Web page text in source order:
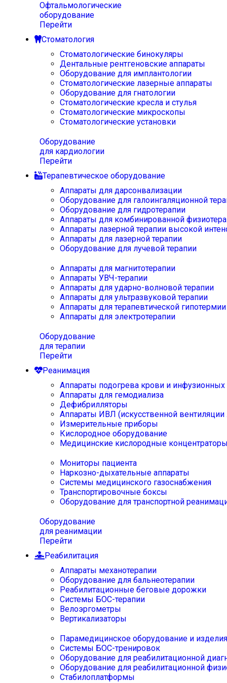
Офтальмологические
оборудование
Перейти
Стоматология
Стоматологические бинокуляры
Дентальные рентгеновские аппараты
Оборудование для имплантологии
Стоматологические лазерные аппараты
Оборудование для гнатологии
Стоматологические кресла и стулья
Стоматологические микроскопы
Стоматологические установки
Оборудование
для кардиологии
Перейти
Терапевтическое оборудование
Аппараты для дарсонвализации
Оборудование для галоингаляционной
Оборудование для гидротерапии
Аппараты для комбинированной
Аппараты лазерной терапии высокой
Аппараты для лазерной терапии
Оборудование для лучевой терапии
Аппараты для магнитотерапии
Аппараты УВЧ-терапии
Аппараты для ударно-волновой терапии
Аппараты для ультразвуковой терапии
Аппараты для терапевтической
Аппараты для электротерапии
Оборудование
для терапии
Перейти
Реанимация
Аппараты подогрева крови и инфузионных
Аппараты для гемодиализа
Дефибрилляторы
Аппараты ИВЛ (искусственной вентиляции
Измерительные приборы
Кислородное оборудование
Медицинские кислородные
Мониторы пациента
Наркозно-дыхательные аппараты
Системы медицинского газоснабжения
Транспортировочные боксы
Оборудование для транспортной
Оборудование
для реанимации
Перейти
Реабилитация
Аппараты механотерапии
Оборудование для бальнеотерапии
Реабилитационные беговые дорожки
Системы БОС-терапии
Велоэргометры
Вертикализаторы
Парамедицинское оборудование и изделия
Системы БОС-тренировок
Оборудование для реабилитационной
Оборудование для реабилитационной
Стабилоплатформы